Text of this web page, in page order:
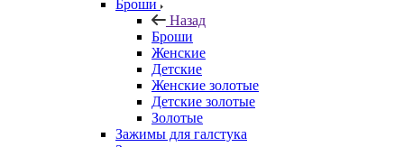
Броши
Назад
Броши
Женские
Детские
Женские золотые
Детские золотые
Золотые
Зажимы для галстука